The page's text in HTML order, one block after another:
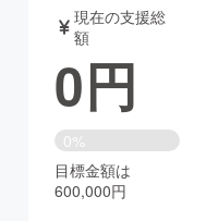
音楽
ゲーム・サ
書籍・雑誌
チャレンジ
現在の支援総
額
0円
0%
目標金額は
600,000円